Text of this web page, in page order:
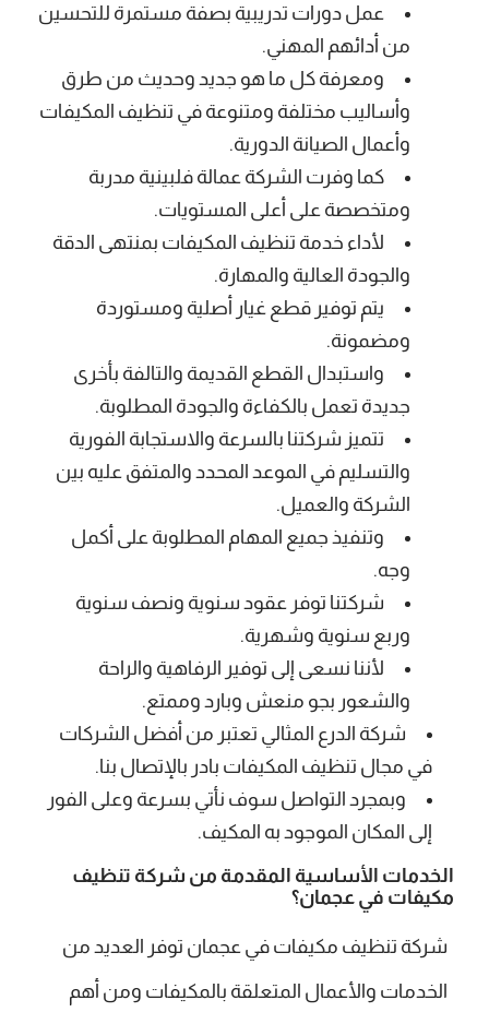
عمل دورات تدريبية بصفة مستمرة للتحسين
من أدائهم المهني.
ومعرفة كل ما هو جديد وحديث من طرق
وأساليب مختلفة ومتنوعة في تنظيف المكيفات
وأعمال الصيانة الدورية.
كما وفرت الشركة عمالة فلبينية مدربة
ومتخصصة على أعلى المستويات.
لأداء خدمة تنظيف المكيفات بمنتهى الدقة
والجودة العالية والمهارة.
يتم توفير قطع غيار أصلية ومستوردة
ومضمونة.
واستبدال القطع القديمة والتالفة بأخرى
جديدة تعمل بالكفاءة والجودة المطلوبة.
تتميز شركتنا بالسرعة والاستجابة الفورية
والتسليم في الموعد المحدد والمتفق عليه بين
الشركة والعميل.
وتنفيذ جميع المهام المطلوبة على أكمل
وجه.
شركتنا توفر عقود سنوية ونصف سنوية
وربع سنوية وشهرية.
لأننا نسعى إلى توفير الرفاهية والراحة
والشعور بجو منعش وبارد وممتع.
شركة الدرع المثالي تعتبر من أفضل الشركات
في مجال تنظيف المكيفات بادر بالإتصال بنا.
وبمجرد التواصل سوف نأتي بسرعة وعلى الفور
إلى المكان الموجود به المكيف.
الخدمات الأساسية المقدمة من شركة تنظيف
مكيفات في عجمان؟
شركة تنظيف مكيفات في عجمان توفر العديد من
الخدمات والأعمال المتعلقة بالمكيفات ومن أهم